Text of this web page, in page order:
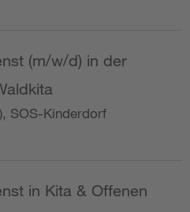
(m/w/d) in der
SOS-Kinderdorf
in Kita & Offenen